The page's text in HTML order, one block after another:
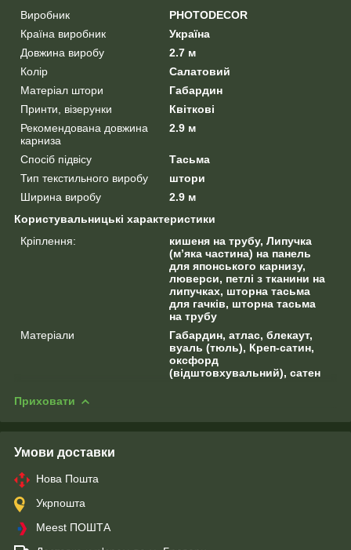
Виробник
PHOTODECOR
Країна виробник
Україна
Довжина виробу
2.7 м
Колір
Салатовий
Матеріал штори
Габардин
Принти, візерунки
Квіткові
Рекомендована довжина
карниза
2.9 м
Спосіб підвісу
Тасьма
Тип текстильного виробу
штори
Ширина виробу
2.9 м
Користувальницькі характеристики
Кріплення:
кишеня на трубу, Липучка
(м’яка частина) на панель
для японського карнизу,
люверси, петлі з тканини на
липучках, шторна тасьма
для гачків, шторна тасьма
на трубу
Матеріали
Габардин, атлас, блекаут,
вуаль (тюль), Креп-сатин,
оксфорд
(відштовхувальний), сатен
Приховати
Умови доставки
Нова Пошта
Укрпошта
Meest ПОШТА